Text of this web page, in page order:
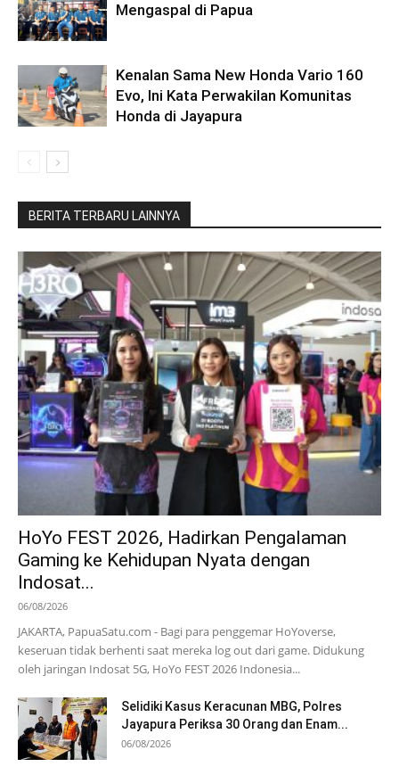
Mengaspal di Papua
Kenalan Sama New Honda Vario 160
Evo, Ini Kata Perwakilan Komunitas
Honda di Jayapura
BERITA TERBARU LAINNYA
HoYo FEST 2026, Hadirkan Pengalaman
Gaming ke Kehidupan Nyata dengan
Indosat...
06/08/2026
JAKARTA, PapuaSatu.com - Bagi para penggemar HoYoverse,
keseruan tidak berhenti saat mereka log out dari game. Didukung
oleh jaringan Indosat 5G, HoYo FEST 2026 Indonesia...
Selidiki Kasus Keracunan MBG, Polres
Jayapura Periksa 30 Orang dan Enam...
06/08/2026